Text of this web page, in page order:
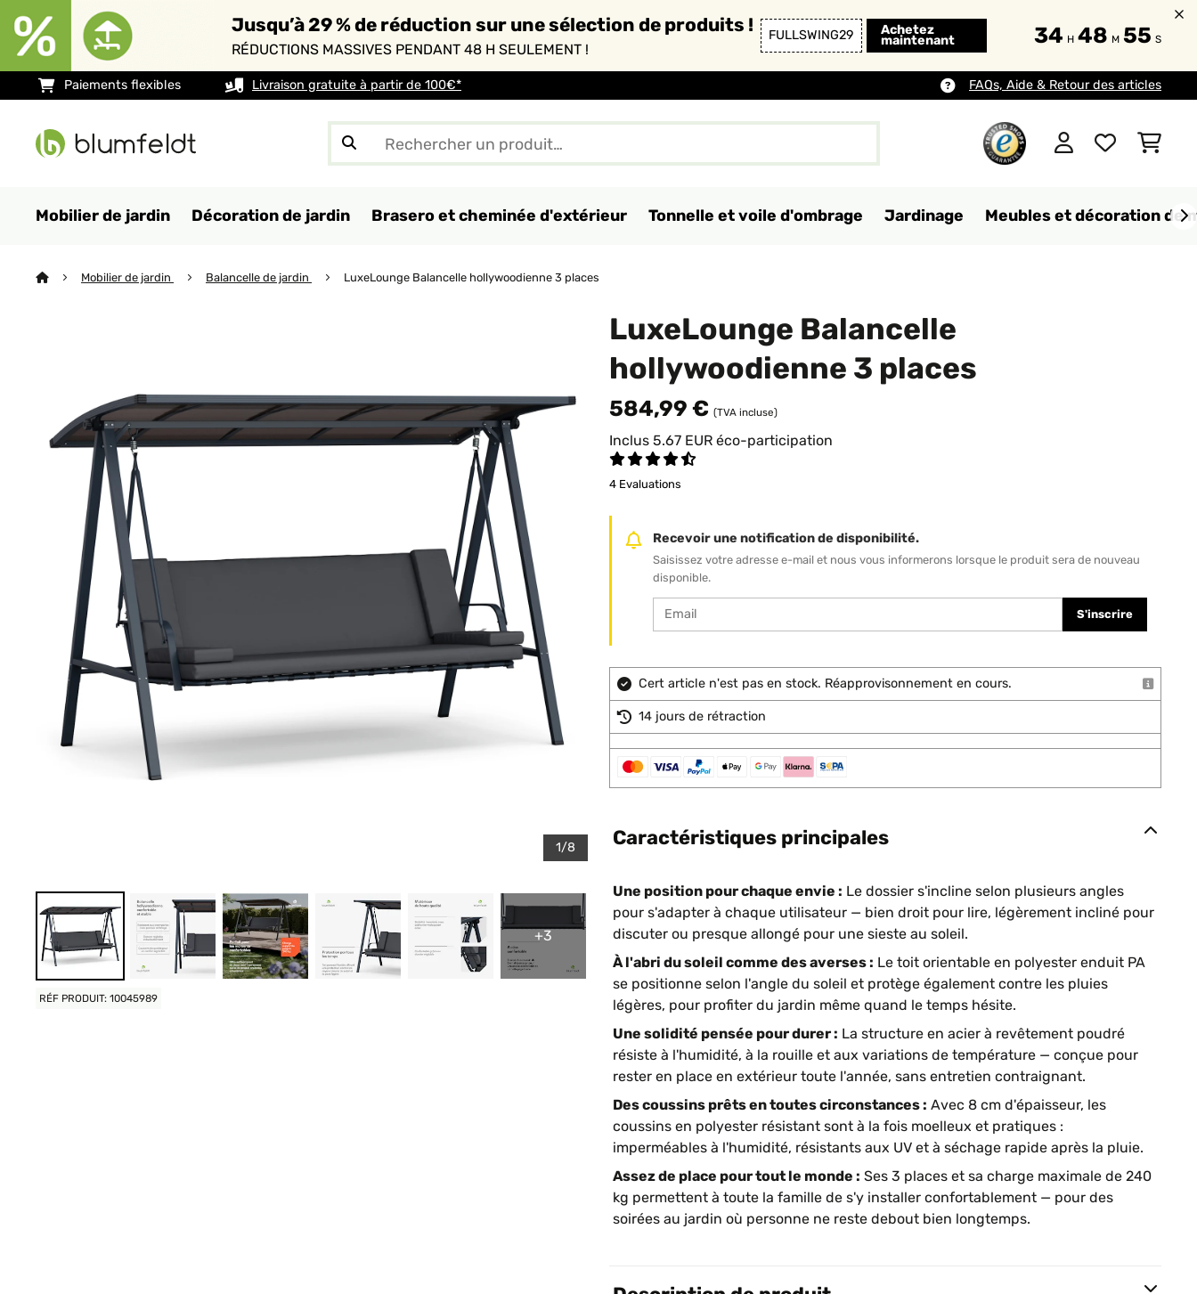
Jusqu’à 29 % de réduction sur une sélection de produits !
RÉDUCTIONS MASSIVES PENDANT 48 H SEULEMENT !
FULLSWING29 Achetez
maintenant 34 H 48 M 53 S
Paiements flexibles Livraison gratuite à partir de 100€* FAQs, Aide & Retour des articles
Mobilier de jardin Décoration de jardin Brasero et cheminée d'extérieur Tonnelle et voile d'ombrage Jardinage Meubles et décoration de
Mobilier de jardin Balancelle de jardin LuxeLounge Balancelle hollywoodienne 3 places
1/8
+3
RÉF PRODUIT: 10045989
LuxeLounge Balancelle
hollywoodienne 3 places
584,99 € (TVA incluse)
Inclus 5.67 EUR éco-participation
4 Evaluations
Recevoir une notification de disponibilité.
Saisissez votre adresse e-mail et nous vous informerons lorsque le produit sera de nouveau
disponible.
S'inscrire
Cert article n'est pas en stock. Réapprovisonnement en cours.
14 jours de rétraction
Caractéristiques principales
Une position pour chaque envie : Le dossier s'incline selon plusieurs angles
pour s'adapter à chaque utilisateur — bien droit pour lire, légèrement incliné pour
discuter ou presque allongé pour une sieste au soleil.
À l'abri du soleil comme des averses : Le toit orientable en polyester enduit PA
se positionne selon l'angle du soleil et protège également contre les pluies
légères, pour profiter du jardin même quand le temps hésite.
Une solidité pensée pour durer : La structure en acier à revêtement poudré
résiste à l'humidité, à la rouille et aux variations de température — conçue pour
rester en place en extérieur toute l'année, sans entretien contraignant.
Des coussins prêts en toutes circonstances : Avec 8 cm d'épaisseur, les
coussins en polyester résistant sont à la fois moelleux et pratiques :
imperméables à l'humidité, résistants aux UV et à séchage rapide après la pluie.
Assez de place pour tout le monde : Ses 3 places et sa charge maximale de 240
kg permettent à toute la famille de s'y installer confortablement — pour des
soirées au jardin où personne ne reste debout bien longtemps.